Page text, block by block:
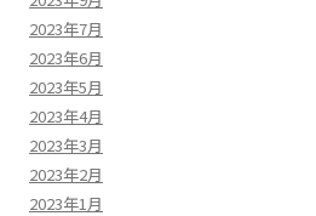
2023年7月
2023年6月
2023年5月
2023年4月
2023年3月
2023年2月
2023年1月